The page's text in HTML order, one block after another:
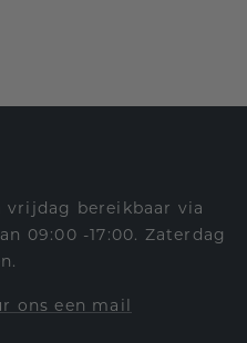
vrijdag bereikbaar via
09:00 -17:00. Zaterdag
ons een mail